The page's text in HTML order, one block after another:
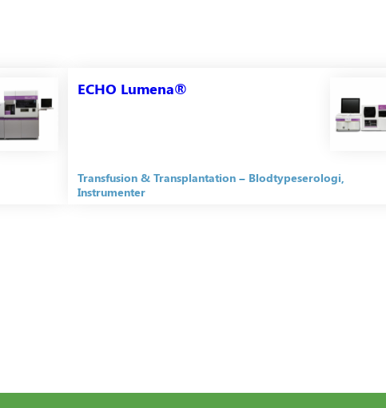
ECHO Lumena®
Transfusion & Transplantation
Blodtypeserologi
Instrumenter